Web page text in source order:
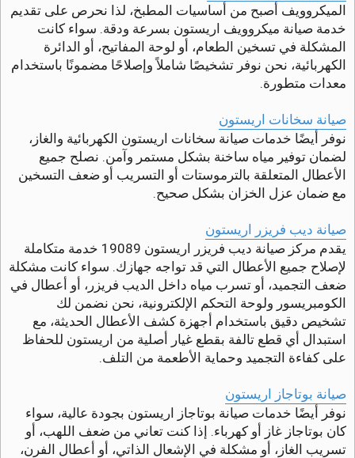
الميكروويف أصبح من أساسيات المطبخ، لذا نحرص على تقديم
خدمة صيانة ميكروويف اريستون بسرعة ودقة. سواء كانت
المشكلة في تسخين الطعام، أو لوحة المفاتيح، أو الدائرة
الكهربائية، نحن نوفر تشخيصًا شاملاً وإصلاحًا مضمونًا باستخدام
معدات متطورة.
صيانة سخانات اريستون
نوفر أيضًا خدمات صيانة سخانات اريستون الكهربائية والغاز،
لضمان توفير مياه ساخنة بشكل مستمر وآمن. نصلح جميع
الأعطال المتعلقة بالترموستات أو التسريب أو ضعف التسخين
مع ضمان عزل الخزان بشكل صحيح.
صيانة ديب فريزر اريستون
يقدم مركز صيانة ديب فريزر اريستون 19089 خدمة متكاملة
لإصلاح جميع الأعطال التي قد تواجه جهازك. سواء كانت مشكلة
ضعف التجميد، أو تسرب مياه داخل الديب فريزر، أو أعطال في
الكومبريسور ولوحة التحكم الإلكترونية، نحن نضمن لك
تشخيص دقيق باستخدام أجهزة كشف الأعطال الحديثة، مع
استبدال أي قطع تالفة بقطع غيار أصلية من اريستون للحفاظ
على كفاءة التجميد وحماية الأطعمة من التلف.
صيانة بوتاجاز اريستون
نوفر أيضًا خدمات صيانة بوتاجاز اريستون بجودة عالية، سواء
كان بوتاجاز غاز أو كهرباء. إذا كنت تعاني من ضعف اللهب، أو
تسريب الغاز، أو مشكلة في الإشعال الذاتي، أو أعطال الفرن،